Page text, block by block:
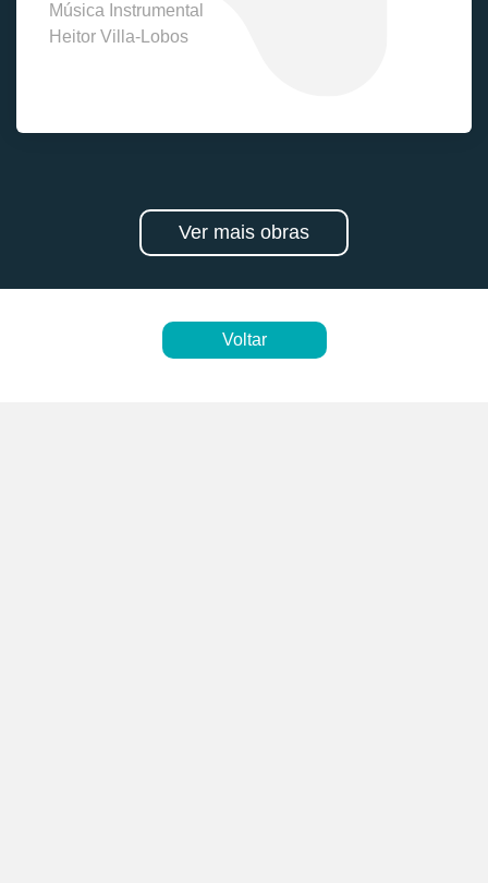
Música Instrumental
Heitor Villa-Lobos
Ver mais obras
Voltar